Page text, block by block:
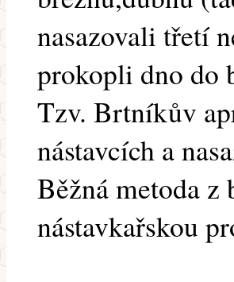
nasazovali třetí
prokopli dno do
Tzv. Brtníkův
nástavcích a
Běžná metoda z
nástavkařskou